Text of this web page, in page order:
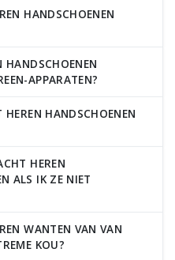
HANDSCHOENEN
HANDSCHOENEN
APPARATEN?
HANDSCHOENEN
HEREN
ALS IK ZE NIET
WANTEN VAN VAN
KOU?